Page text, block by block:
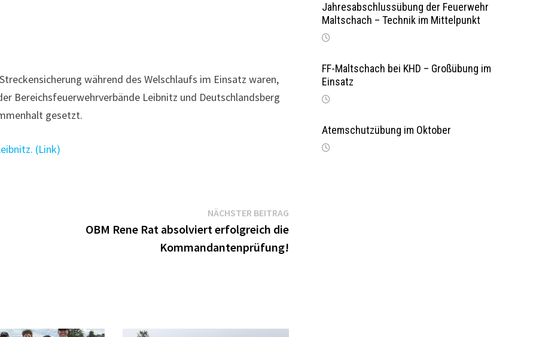
während des Welschlaufs im Einsatz waren,
Bereichsfeuerwehrverbände Leibnitz und Deutschlandsberg
gesetzt.
(Link)
NÄCHSTER BEITRAGNächster
Beitrag:
OBM Rene Rat absolviert erfolgreich die
Kommandantenprüfung!
Jahresabschlussübung der Feuerwehr
Maltschach – Technik im Mittelpunkt
FF-Maltschach bei KHD – Großübung im
Einsatz
Atemschutzübung im Oktober